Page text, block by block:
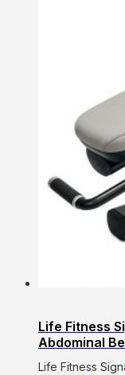
Life Fitness
Abdominal
Life Fitness